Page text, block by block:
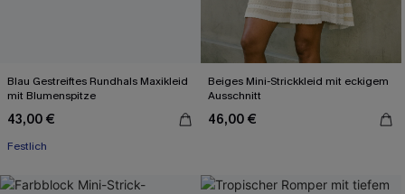
Blau Gestreiftes Rundhals Maxikleid
mit Blumenspitze
43,00 €
Festlich
Beiges Mini-Strickkleid mit eckigem
Ausschnitt
46,00 €